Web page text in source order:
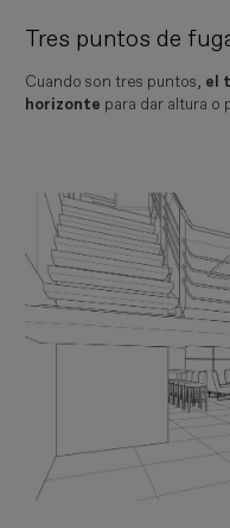
Tres puntos de
Cuando son tres puntos, el
horizonte para dar altura o